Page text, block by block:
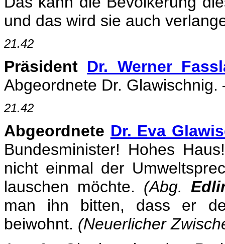
und das wird sie auch
21.42
Präsident Dr. Werner
Abgeordnete Dr. Glawischnig.
21.42
Abgeordnete Dr. Eva
Bundesminister! Hohes
nicht einmal der
lauschen möchte. (Abg.
man ihn bitten, dass er
beiwohnt. (Neuerlicher